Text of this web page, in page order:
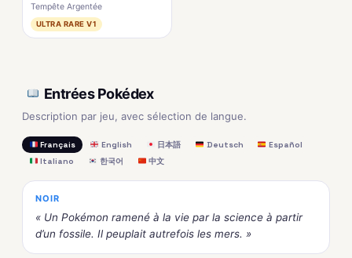
Tempête Argentée
ULTRA RARE V1
Entrées Pokédex
Description par jeu, avec sélection de langue.
Français English 日本語 Deutsch
Español
Italiano
한국어 中文
NOIR
« Un Pokémon ramené à la vie par la science à partir
d’un fossile. Il peuplait autrefois les mers. »